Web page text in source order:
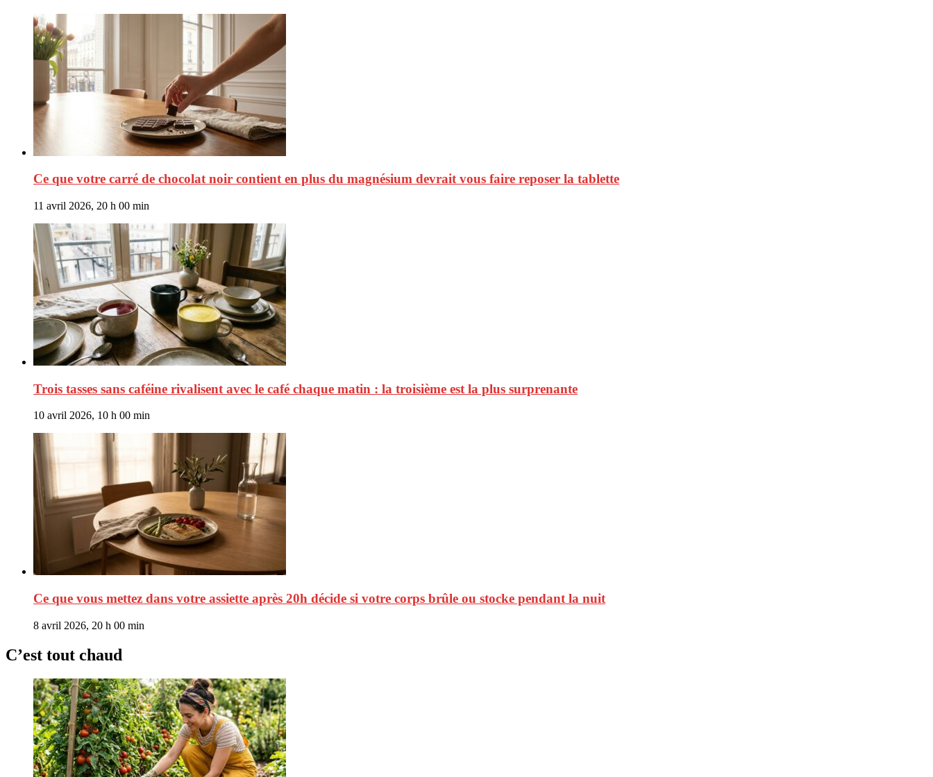
Ce que votre carré de chocolat noir contient en plus du magnésium devrait vous faire reposer la tablette
11 avril 2026, 20 h 00 min
Trois tasses sans caféine rivalisent avec le café chaque matin : la troisième est la plus surprenante
10 avril 2026, 10 h 00 min
Ce que vous mettez dans votre assiette après 20h décide si votre corps brûle ou stocke pendant la nuit
8 avril 2026, 20 h 00 min
C’est tout chaud